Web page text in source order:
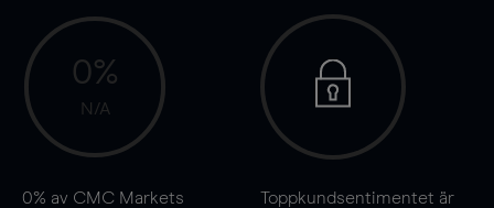
0%
N/A
0% av CMC Markets
Toppkundsentimentet är